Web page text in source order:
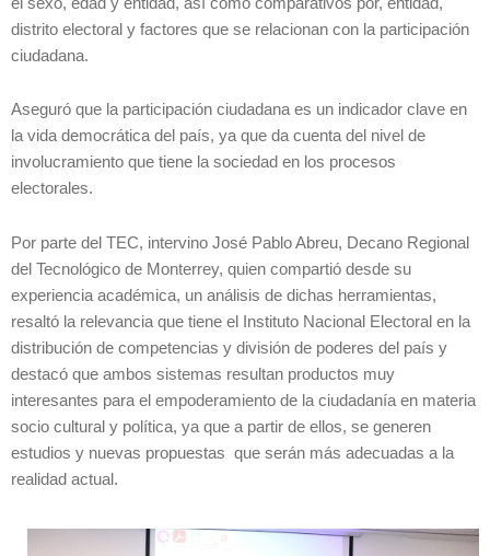
distrito electoral y factores que se relacionan con la participación
ciudadana.
Aseguró que la participación ciudadana es un indicador clave en
la vida democrática del país, ya que da cuenta del nivel de
involucramiento que tiene la sociedad en los procesos
electorales.
Por parte del TEC, intervino José Pablo Abreu, Decano Regional
del Tecnológico de Monterrey, quien compartió desde su
experiencia académica, un análisis de dichas herramientas,
resaltó la relevancia que tiene el Instituto Nacional Electoral en la
distribución de competencias y división de poderes del país y
destacó que ambos sistemas resultan productos muy
interesantes para el empoderamiento de la ciudadanía en materia
socio cultural y política, ya que a partir de ellos, se generen
estudios y nuevas propuestas que serán más adecuadas a la
realidad actual.